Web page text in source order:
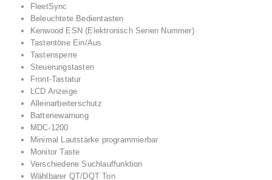
FleetSync
Beleuchtete Bedientasten
Kenwood ESN (Elektronisch Serien Nummer)
Tastentöne Ein/Aus
Tastensperre
Steuerungstasten
Front-Tastatur
LCD Anzeige
Alleinarbeiterschutz
Batteriewarnung
MDC-1200
Minimal Lautstärke programmierbar
Monitor Taste
Verschiedene Suchlauffunktion
Wählbarer QT/DQT Ton